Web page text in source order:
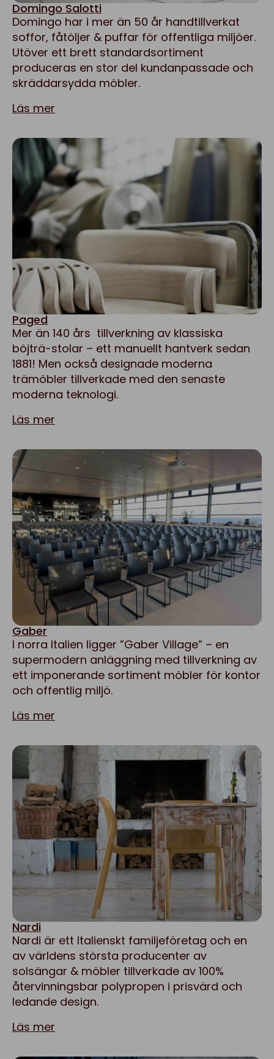
Domingo Salotti
Domingo har i mer än 50 år handtillverkat
soffor, fåtöljer & puffar för offentliga miljöer.
Utöver ett brett standardsortiment
produceras en stor del kundanpassade och
skräddarsydda möbler.
Läs mer
Paged
Mer än 140 års tillverkning av klassiska
böjträ-stolar – ett manuellt hantverk sedan
1881! Men också designade moderna
trämöbler tillverkade med den senaste
moderna teknologi.
Läs mer
Gaber
I norra Italien ligger ”Gaber Village” – en
supermodern anläggning med tillverkning av
ett imponerande sortiment möbler för kontor
och offentlig miljö.
Läs mer
Nardi
Nardi är ett Italienskt familjeföretag och en
av världens största producenter av
solsängar & möbler tillverkade av 100%
återvinningsbar polypropen i prisvärd och
ledande design.
Läs mer